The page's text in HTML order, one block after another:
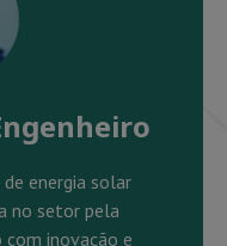
energia solar
no setor pela
com inovação e